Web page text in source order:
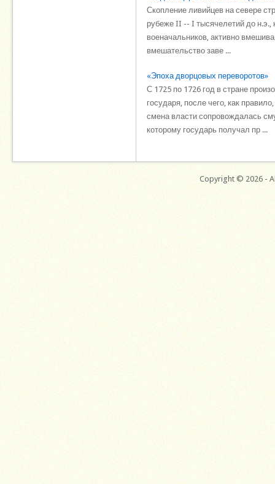
Скопление ливийцев на севере
рубеже II -- I тысячелетий до н.э.,
военачальников, активно
вмешательство заве ...
«Эпоха дворцовых переворотов»
С 1725 по 1726 год в стране
государя, после чего, как
смена власти сопровождалась
которому государь получал пр ...
Copyright © 2026 -